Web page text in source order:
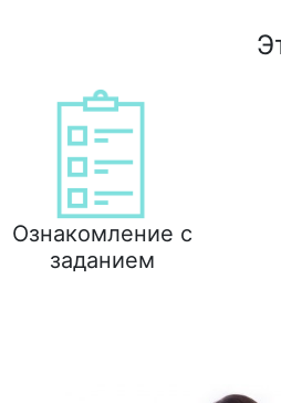
Ознакомление с
заданием